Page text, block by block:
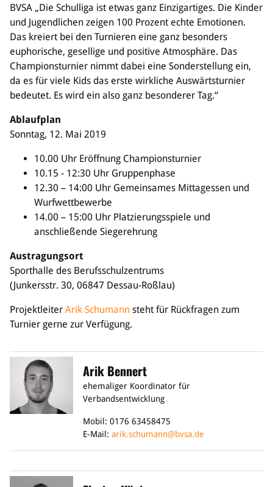
BVSA „Die Schulliga ist etwas ganz Einzigartiges. Die Kinder
und Jugendlichen zeigen 100 Prozent echte Emotionen.
Das kreiert bei den Turnieren eine ganz besonders
euphorische, gesellige und positive Atmosphäre. Das
Championsturnier nimmt dabei eine Sonderstellung ein,
da es für viele Kids das erste wirkliche Auswärtsturnier
bedeutet. Es wird ein also ganz besonderer Tag.“
Ablaufplan
Sonntag, 12. Mai 2019
10.00 Uhr Eröffnung Championsturnier
10.15 - 12:30 Uhr Gruppenphase
12.30 – 14:00 Uhr Gemeinsames Mittagessen und
Wurfwettbewerbe
14.00 – 15:00 Uhr Platzierungsspiele und
anschließende Siegerehrung
Austragungsort
Sporthalle des Berufsschulzentrums
(Junkersstr. 30, 06847 Dessau-Roßlau)
Projektleiter Arik Schumann steht für Rückfragen zum
Turnier gerne zur Verfügung.
Arik Bennert
ehemaliger Koordinator für
Verbandsentwicklung
Mobil: 0176 63458475
E-Mail: arik.schumann@bvsa.de